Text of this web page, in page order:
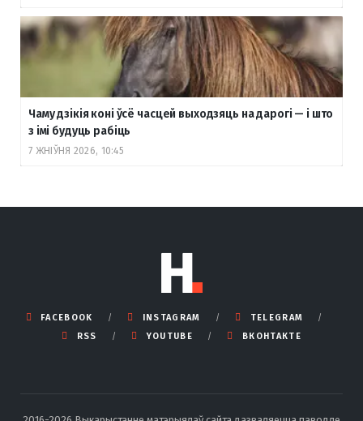
Чаму дзікія коні ўсё часцей выходзяць на дарогі — і што
з імі будуць рабіць
7 ЖНІЎНЯ 2026, 10:45
FACEBOOK INSTAGRAM
TELEGRAM
RSS
YOUTUBE ВКОНТАКТЕ